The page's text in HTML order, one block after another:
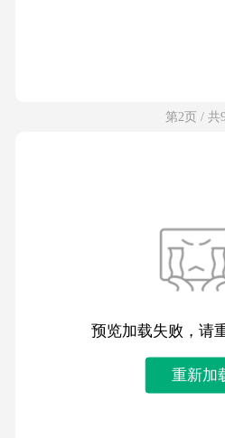
第2页 / 共
预览加载失败，请
重新加